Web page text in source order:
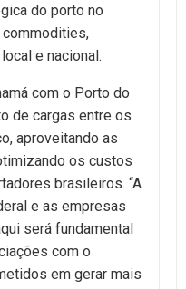
do porto no
e nacional.
com o Porto do
de cargas entre os
aproveitando as
os custos
brasileiros. “A
e as empresas
será fundamental
com o
em gerar mais